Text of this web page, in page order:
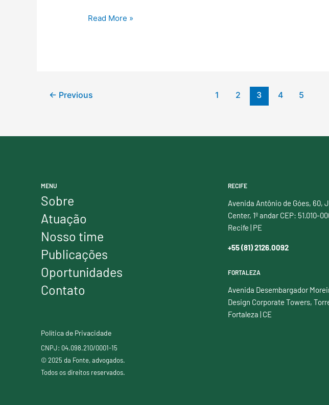
Read More »
← Previous 1 2 3 4 5
MENU
Sobre
Atuação
Nosso time
Publicações
Oportunidades
Contato
Política de Privacidade
CNPJ: 04.098.210/0001-15
© 2025 da Fonte, advogados.
Todos os direitos reservados.
RECIFE
Avenida Antônio de Góes, 60,
Center, 1º andar CEP: 51.010-
Recife | PE
+55 (81) 2126.0092
FORTALEZA
Avenida Desembargador
Design Corporate Towers,
Fortaleza | CE